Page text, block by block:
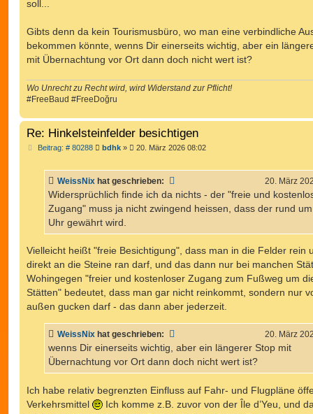
soll...
Gibts denn da kein Tourismusbüro, wo man eine verbindliche
bekommen könnte, wenns Dir einerseits wichtig, aber ein
mit Übernachtung vor Ort dann doch nicht wert ist?
Wo Unrecht zu Recht wird, wird Widerstand zur Pflicht!
#FreeBaud #FreeDoğru
Re: Hinkelsteinfelder besichtigen
Beitrag: # 80288B
r
a
bdhk» 20. März 2026 08:02
WeissNix hat geschrieben: 20. März
Widersprüchlich finde ich da nichts - der "freie und
Zugang" muss ja nicht zwingend heissen, dass der rund
Uhr gewährt wird.
Vielleicht heißt "freie Besichtigung", dass man in die Felder rein
direkt an die Steine ran darf, und das dann nur bei manchen
Wohingegen "freier und kostenloser Zugang zum Fußweg um
Stätten" bedeutet, dass man gar nicht reinkommt, sondern nur
außen gucken darf - das dann aber jederzeit.
WeissNix hat geschrieben: 20. März
wenns Dir einerseits wichtig, aber ein längerer Stop mit
Übernachtung vor Ort dann doch nicht wert ist?
Ich habe relativ begrenzten Einfluss auf Fahr- und Flugpläne
Verkehrsmittel
Ich komme z.B. zuvor von der Île d’Yeu, und